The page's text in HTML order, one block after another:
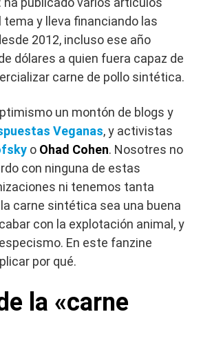
y lleva financiando las
2012, incluso ese año
dólares a quien fuera capaz de
carne de pollo sintética.
un montón de blogs y
Veganas, y activistas
o Ohad Cohen. Nosotres no
con ninguna de estas
ni tenemos tanta
carne sintética sea una buena
con la explotación animal, y
En este fanzine
por qué.
la «carne